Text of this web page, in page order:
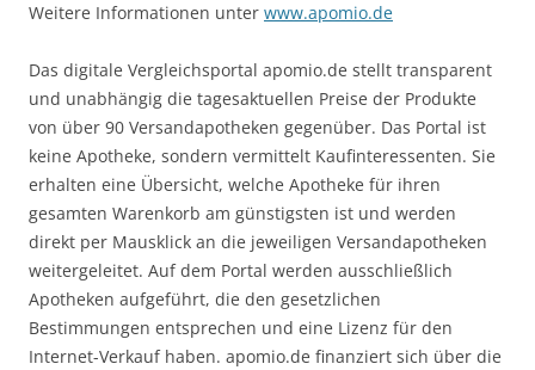
Weitere Informationen unter www.apomio.de
Das digitale Vergleichsportal apomio.de stellt transparent
und unabhängig die tagesaktuellen Preise der Produkte
von über 90 Versandapotheken gegenüber. Das Portal ist
keine Apotheke, sondern vermittelt Kaufinteressenten. Sie
erhalten eine Übersicht, welche Apotheke für ihren
gesamten Warenkorb am günstigsten ist und werden
direkt per Mausklick an die jeweiligen Versandapotheken
weitergeleitet. Auf dem Portal werden ausschließlich
Apotheken aufgeführt, die den gesetzlichen
Bestimmungen entsprechen und eine Lizenz für den
Internet-Verkauf haben. apomio.de finanziert sich über die